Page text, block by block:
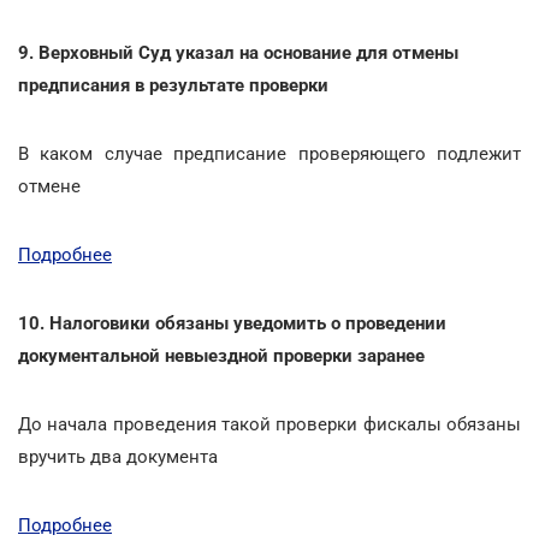
9. Верховный Суд указал на основание для отмены
предписания в результате проверки
В каком случае предписание проверяющего подлежит
отмене
Подробнее
10. Налоговики обязаны уведомить о проведении
документальной невыездной проверки заранее
До начала проведения такой проверки фискалы обязаны
вручить два документа
Подробнее